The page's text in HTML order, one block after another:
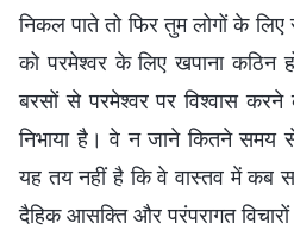
निकल पाते तो फिर तुम लोगों के
को परमेश्वर के लिए खपाना कठिन
बरसों से परमेश्वर पर विश्वास
निभाया है। वे न जाने कितने समय
यह तय नहीं है कि वे वास्तव में कब
दैहिक आसक्ति और परंपरागत